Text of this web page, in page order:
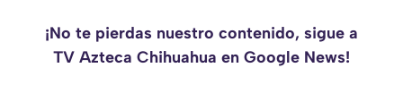
¡No te pierdas nuestro contenido, sigue a
TV Azteca Chihuahua en Google News!